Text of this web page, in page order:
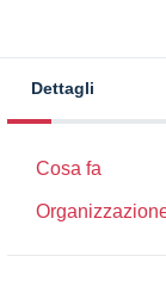
Dettagli
Cosa fa